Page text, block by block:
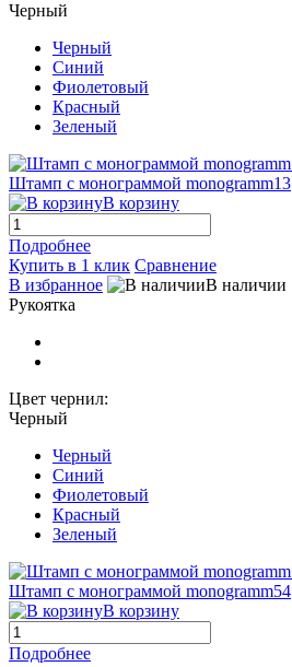
Черный
Черный
Синий
Фиолетовый
Красный
Зеленый
Штамп с монограммой monogramm13
В корзину
Подробнее
Купить в 1 клик Сравнение
В избранное
В наличии
Рукоятка
Цвет чернил:
Черный
Черный
Синий
Фиолетовый
Красный
Зеленый
Штамп с монограммой monogramm54
В корзину
Подробнее